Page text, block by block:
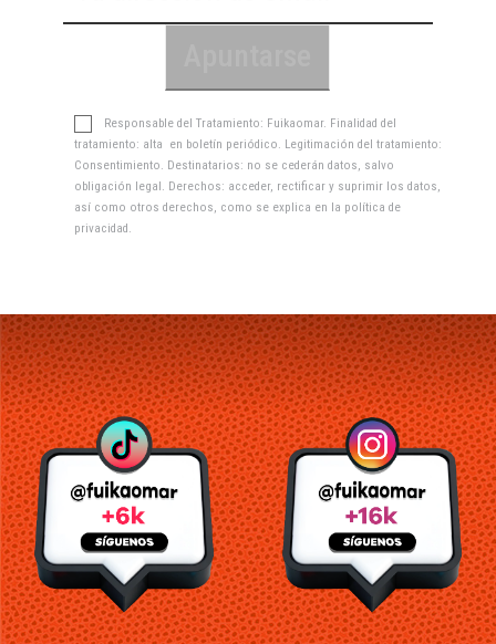
Responsable del Tratamiento: Fuikaomar. Finalidad del
tratamiento: alta en boletín periódico. Legitimación del tratamiento:
Consentimiento. Destinatarios: no se cederán datos, salvo
obligación legal. Derechos: acceder, rectificar y suprimir los datos,
así como otros derechos, como se explica en la política de
privacidad.